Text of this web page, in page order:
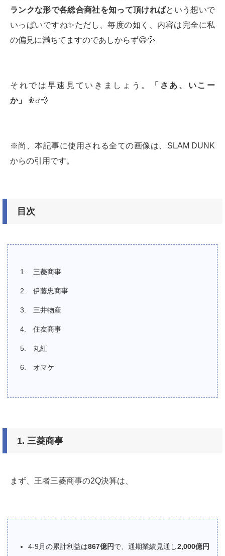
ランクな形で各総合商社を知って頂ければという想いで
いっぱいですね✨ただし、毎度の如く、内容は完全に私
の偏見に満ちてますのであしからず😄💦
それでは早速見ていきましょう。
「さあ、いこー
か」 ⛹️‍♂️💨
※尚、本記事に使用される全ての画像は、SLAM DUNK
からの引用です。
目次
三菱商事
伊藤忠商事
三井物産
住友商事
丸紅
オマケ
1. 三菱商事
まず、王者三菱商事の2Q決算は、
4-9月の累計利益は867億円で、通期業績見通し2,000億円